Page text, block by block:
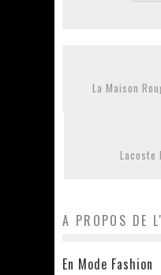
La Maison
Lacoste
A PROPOS DE
En Mode Fashion